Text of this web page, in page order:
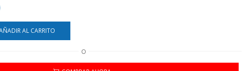
AL CARRITO
O